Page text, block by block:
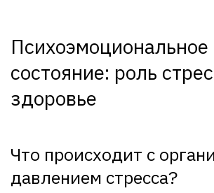
Психоэмоциональное
состояние: роль
здоровье
Что происходит с
давлением стресса?